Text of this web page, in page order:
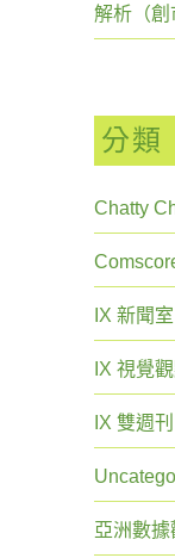
解析（創
分類
Chatty
IX 新聞室
IX 視覺
IX 雙週刊
亞洲數據